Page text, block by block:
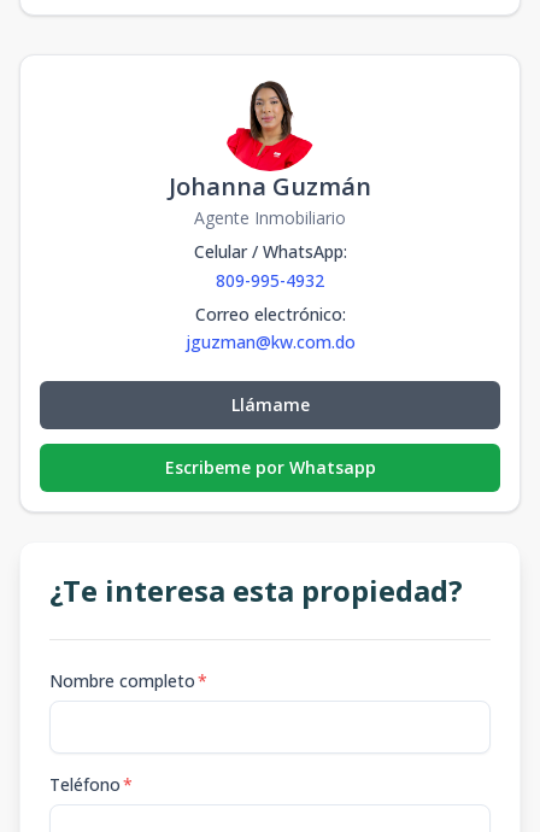
Johanna Guzmán
Agente Inmobiliario
Celular / WhatsApp:
809-995-4932
Correo electrónico:
jguzman@kw.com.do
Llámame
Escribeme por Whatsapp
¿Te interesa esta propiedad?
Nombre completo*
Teléfono*